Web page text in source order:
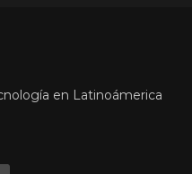
en Latinoámerica